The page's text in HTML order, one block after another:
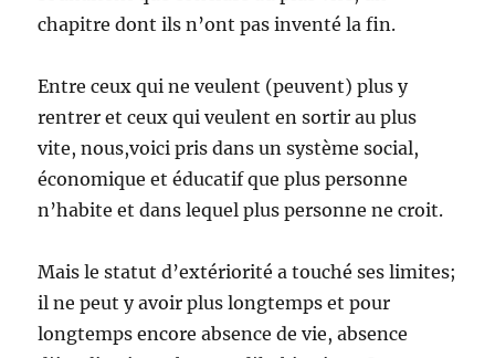
chapitre dont ils n’ont pas inventé la fin.
Entre ceux qui ne veulent (peuvent) plus y
rentrer et ceux qui veulent en sortir au plus
vite, nous,voici pris dans un système social,
économique et éducatif que plus personne
n’habite et dans lequel plus personne ne croit.
Mais le statut d’extériorité a touché ses limites;
il ne peut y avoir plus longtemps et pour
longtemps encore absence de vie, absence